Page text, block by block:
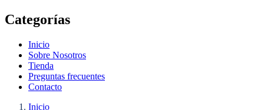
Categorías
Inicio
Sobre Nosotros
Tienda
Preguntas frecuentes
Contacto
Inicio